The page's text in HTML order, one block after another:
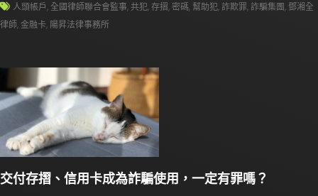
人頭帳戶, 全國律師聯合會監事,共犯,存摺, 密碼, 幫助犯,詐欺罪,詐騙集團, 鄧湘全
律師,金融卡, 陽昇法律事務所
交付存摺、信用卡成為詐騙使用，一定有罪嗎？